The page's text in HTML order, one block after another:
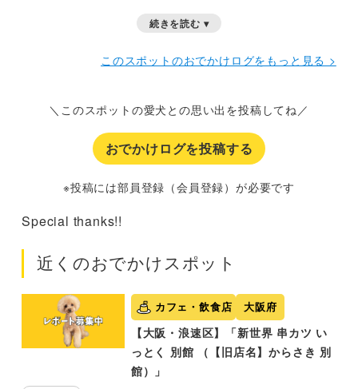
てしまい、カフェの利用が出来なかった所、急遽お部屋で
提供してくださいました！
さすがOMO7！最高のおもてな
しを受けてティータイムを楽しめました♡
続きを読む ▾
このスポットのおでかけログをもっと見る >
＼このスポットの愛犬との思い出を投稿してね／
おでかけログを投稿する
※投稿には部員登録（会員登録）が必要です
Special thanks!!
近くのおでかけスポット
カフェ・飲食店 大阪府
【大阪・浪速区】「新世界 串カツ い
っとく 別館 （【旧店名】からさき 別
館）」